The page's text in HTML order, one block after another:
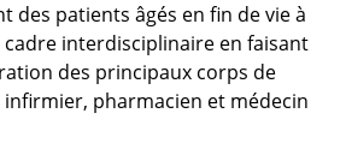
des patients âgés en fin de vie à
interdisciplinaire en faisant
des principaux corps de
pharmacien et médecin